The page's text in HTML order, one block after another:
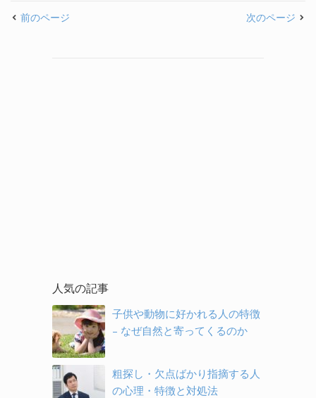
前のページ 次のページ
人気の記事
子供や動物に好かれる人の特徴
– なぜ自然と寄ってくるのか
粗探し・欠点ばかり指摘する人
の心理・特徴と対処法